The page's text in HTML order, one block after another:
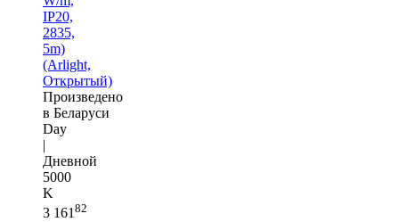
IP20,
2835,
5m)
(Arlight,
Открытый)
Произведено
в Беларуси
Day
|
Дневной
5000
K
3 161 82